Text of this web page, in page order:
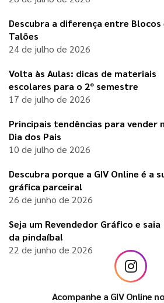
Descubra a diferença entre Blocos
Talões
24 de julho de 2026
Volta às Aulas: dicas de materiais
escolares para o 2º semestre
17 de julho de 2026
Principais tendências para vender
Dia dos Pais
10 de julho de 2026
Descubra porque a GIV Online é a
gráfica parceira!
26 de junho de 2026
Seja um Revendedor Gráfico e saia
da pindaíba!
22 de junho de 2026
Acompanhe a GIV Online